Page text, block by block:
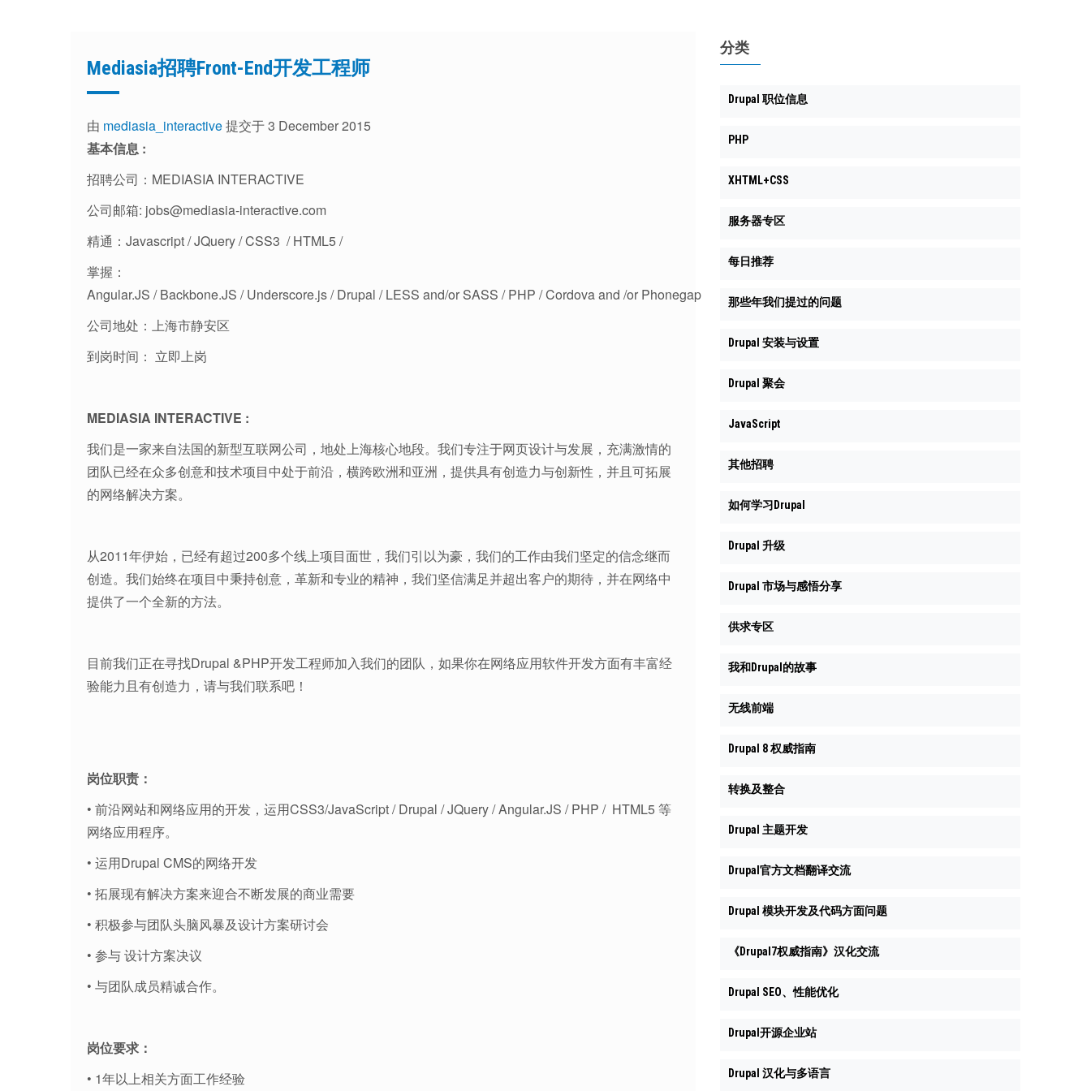
Mediasia招聘Front-End开发工程师
由 mediasia_interactive提交于 3 December 2015
基本信息 :
招聘公司：MEDIASIA INTERACTIVE
公司邮箱: jobs@mediasia-interactive.com
精通：Javascript / JQuery / CSS3 / HTML5 /
掌握：
Angular.JS / Backbone.JS / Underscore.js / Drupal / LESS and/or SASS / PHP / Cordova and /or Phonegap
公司地处：上海市静安区
到岗时间： 立即上岗
MEDIASIA INTERACTIVE :
我们是一家来自法国的新型互联网公司，地处上海核心地段。我们专注于网页设计与发展，充满激情的
团队已经在众多创意和技术项目中处于前沿，横跨欧洲和亚洲，提供具有创造力与创新性，并且可拓展
的网络解决方案。
从2011年伊始，已经有超过200多个线上项目面世，我们引以为豪，我们的工作由我们坚定的信念继而
创造。我们始终在项目中秉持创意，革新和专业的精神，我们坚信满足并超出客户的期待，并在网络中
提供了一个全新的方法。
目前我们正在寻找Drupal &PHP开发工程师加入我们的团队，如果你在网络应用软件开发方面有丰富经
验能力且有创造力，请与我们联系吧！
岗位职责：
• 前沿网站和网络应用的开发，运用CSS3/JavaScript / Drupal / JQuery / Angular.JS / PHP / HTML5 等
网络应用程序。
• 运用Drupal CMS的网络开发
• 拓展现有解决方案来迎合不断发展的商业需要
• 积极参与团队头脑风暴及设计方案研讨会
• 参与 设计方案决议
• 与团队成员精诚合作。
岗位要求：
• 1年以上相关方面工作经验
分类
Drupal 职位信息
PHP
XHTML+CSS
服务器专区
每日推荐
那些年我们提过的问题
Drupal 安装与设置
Drupal 聚会
JavaScript
其他招聘
如何学习Drupal
Drupal 升级
Drupal 市场与感悟分享
供求专区
我和Drupal的故事
无线前端
Drupal 8 权威指南
转换及整合
Drupal 主题开发
Drupal官方文档翻译交流
Drupal 模块开发及代码方面问题
《Drupal7权威指南》汉化交流
Drupal SEO、性能优化
Drupal开源企业站
Drupal 汉化与多语言